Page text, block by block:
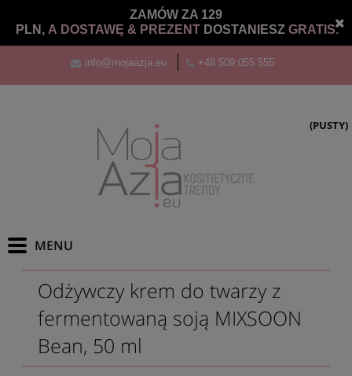
ZAMÓW ZA 129
PLN, A DOSTAWĘ & PREZENT DOSTANIESZ GRATIS.
info@mojaazja.eu +48 509 055 555
(PUSTY)
Odżywczy krem do twarzy z
fermentowaną soją MIXSOON
Bean, 50 ml